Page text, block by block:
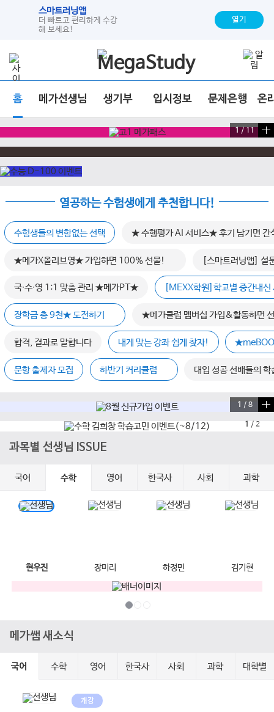
스마트러닝앱
더 빠르고 편리하게 수강
해 보세요!
열기
홈 메가선생님 생기부 입시정보 문제은행 온
1 / 11
열공하는 수험생에게 추천합니다!
수험생들의 변함없는 선택 ★ 수행평가 AI 서비스★ 후기 남기면
★메가X올리브영★ 가입하면 100% 선물! [스마트러닝앱]
국∙수∙영 1:1 맞춤 관리 ★메가PT★ [MEXX학원]학교별 중간내
장학금 총 9천★ 도전하기 ★메가클럽 멤버십 가입&활동하면
합격, 결과로 말합니다 내게 맞는 강좌 쉽게 찾자!
문항 출제자 모집 하반기 커리큘럼 대입 성공 선배들의
1 / 8
1 / 2
과목별 선생님 ISSUE
국어 수학 영어 한국사 사회 과학
현우진 장미리 하정민 김기현
메가쌤 새소식
국어 수학 영어 한국사 사회 과학 대학별
개강